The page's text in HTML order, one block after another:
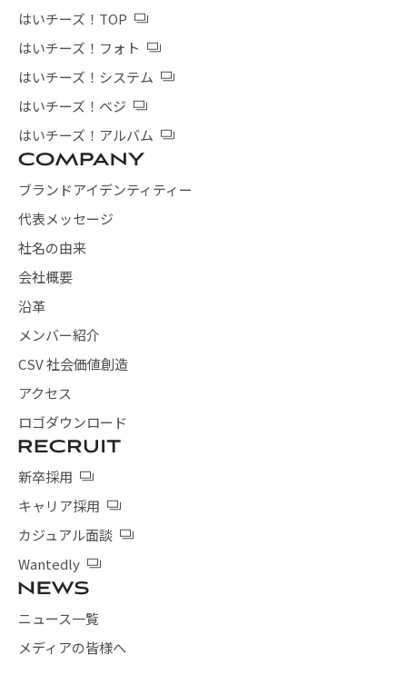
はいチーズ！TOP
はいチーズ！フォト
はいチーズ！システム
はいチーズ！ベジ
はいチーズ！アルバム
ブランドアイデンティティー
代表メッセージ
社名の由来
会社概要
沿革
メンバー紹介
CSV 社会価値創造
アクセス
ロゴダウンロード
新卒採用
キャリア採用
カジュアル面談
Wantedly
ニュース一覧
メディアの皆様へ